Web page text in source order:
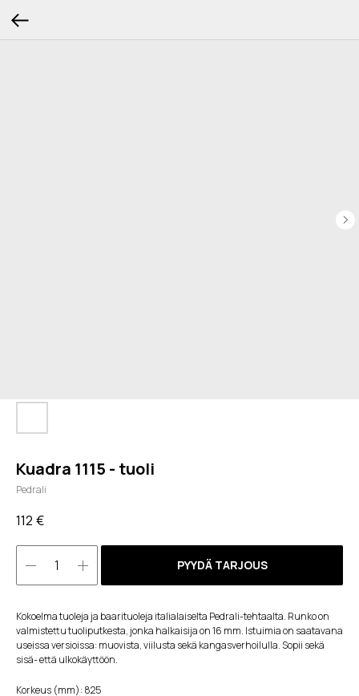
Kuadra 1115 - tuoli
Pedrali
112 €
PYYDÄ TARJOUS
Kokoelma tuoleja ja baarituoleja italialaiselta Pedrali-tehtaalta. Runko on
valmistettu tuoliputkesta, jonka halkaisija on 16 mm. Istuimia on saatavana
useissa versioissa: muovista, viilusta sekä kangasverhoilulla. Sopii sekä
sisä- että ulkokäyttöön.
Korkeus (mm): 825